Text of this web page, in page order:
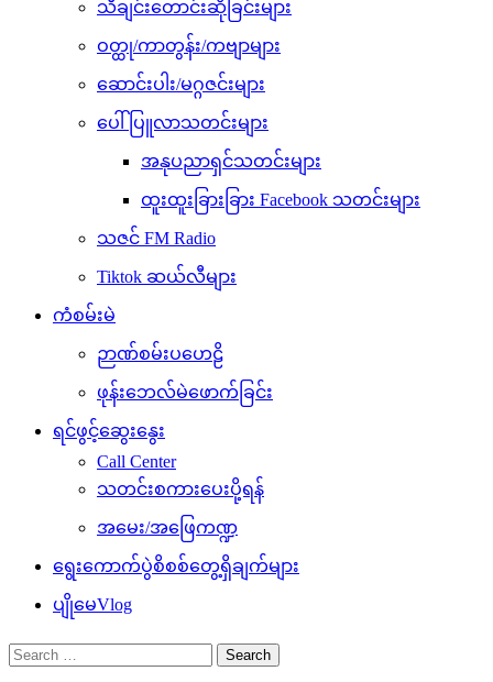
သီချင်းတောင်းဆိုခြင်းများ
ဝတ္ထု/ကာတွန်း/ကဗျာများ
ဆောင်းပါး/မဂ္ဂဇင်းများ
ပေါ်ပြူလာသတင်းများ
အနုပညာရှင်သတင်းများ
ထူးထူးခြားခြား Facebook သတင်းများ
သဇင် FM Radio
Tiktok ဆယ်လီများ
ကံစမ်းမဲ
ဉာဏ်စမ်းပဟေဠိ
ဖုန်းဘေလ်မဲဖောက်ခြင်း
ရင်ဖွင့်ဆွေးနွေး
Call Center
သတင်းစကားပေးပို့ရန်
အမေး/အဖြေကဏ္ဍ
ရွေးကောက်ပွဲစိစစ်တွေ့ရှိချက်များ
ပျိုမေVlog
Search
for: